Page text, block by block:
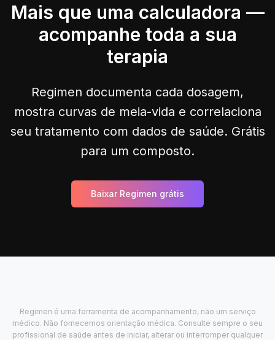
Mais que uma calculadora —
acompanhe toda a sua
terapia
Regimen documenta cada dosagem,
mostra curvas de meia-vida e correlaciona
seu tratamento com dados de saúde. Grátis
para um composto.
Baixar Regimen grátis
Regimen é uma ferramenta de acompanhamento, não um serviço
médico. Não fornecemos orientação médica. Consulte sempre o seu
profissional de saúde antes de iniciar, alterar ou interromper qualquer